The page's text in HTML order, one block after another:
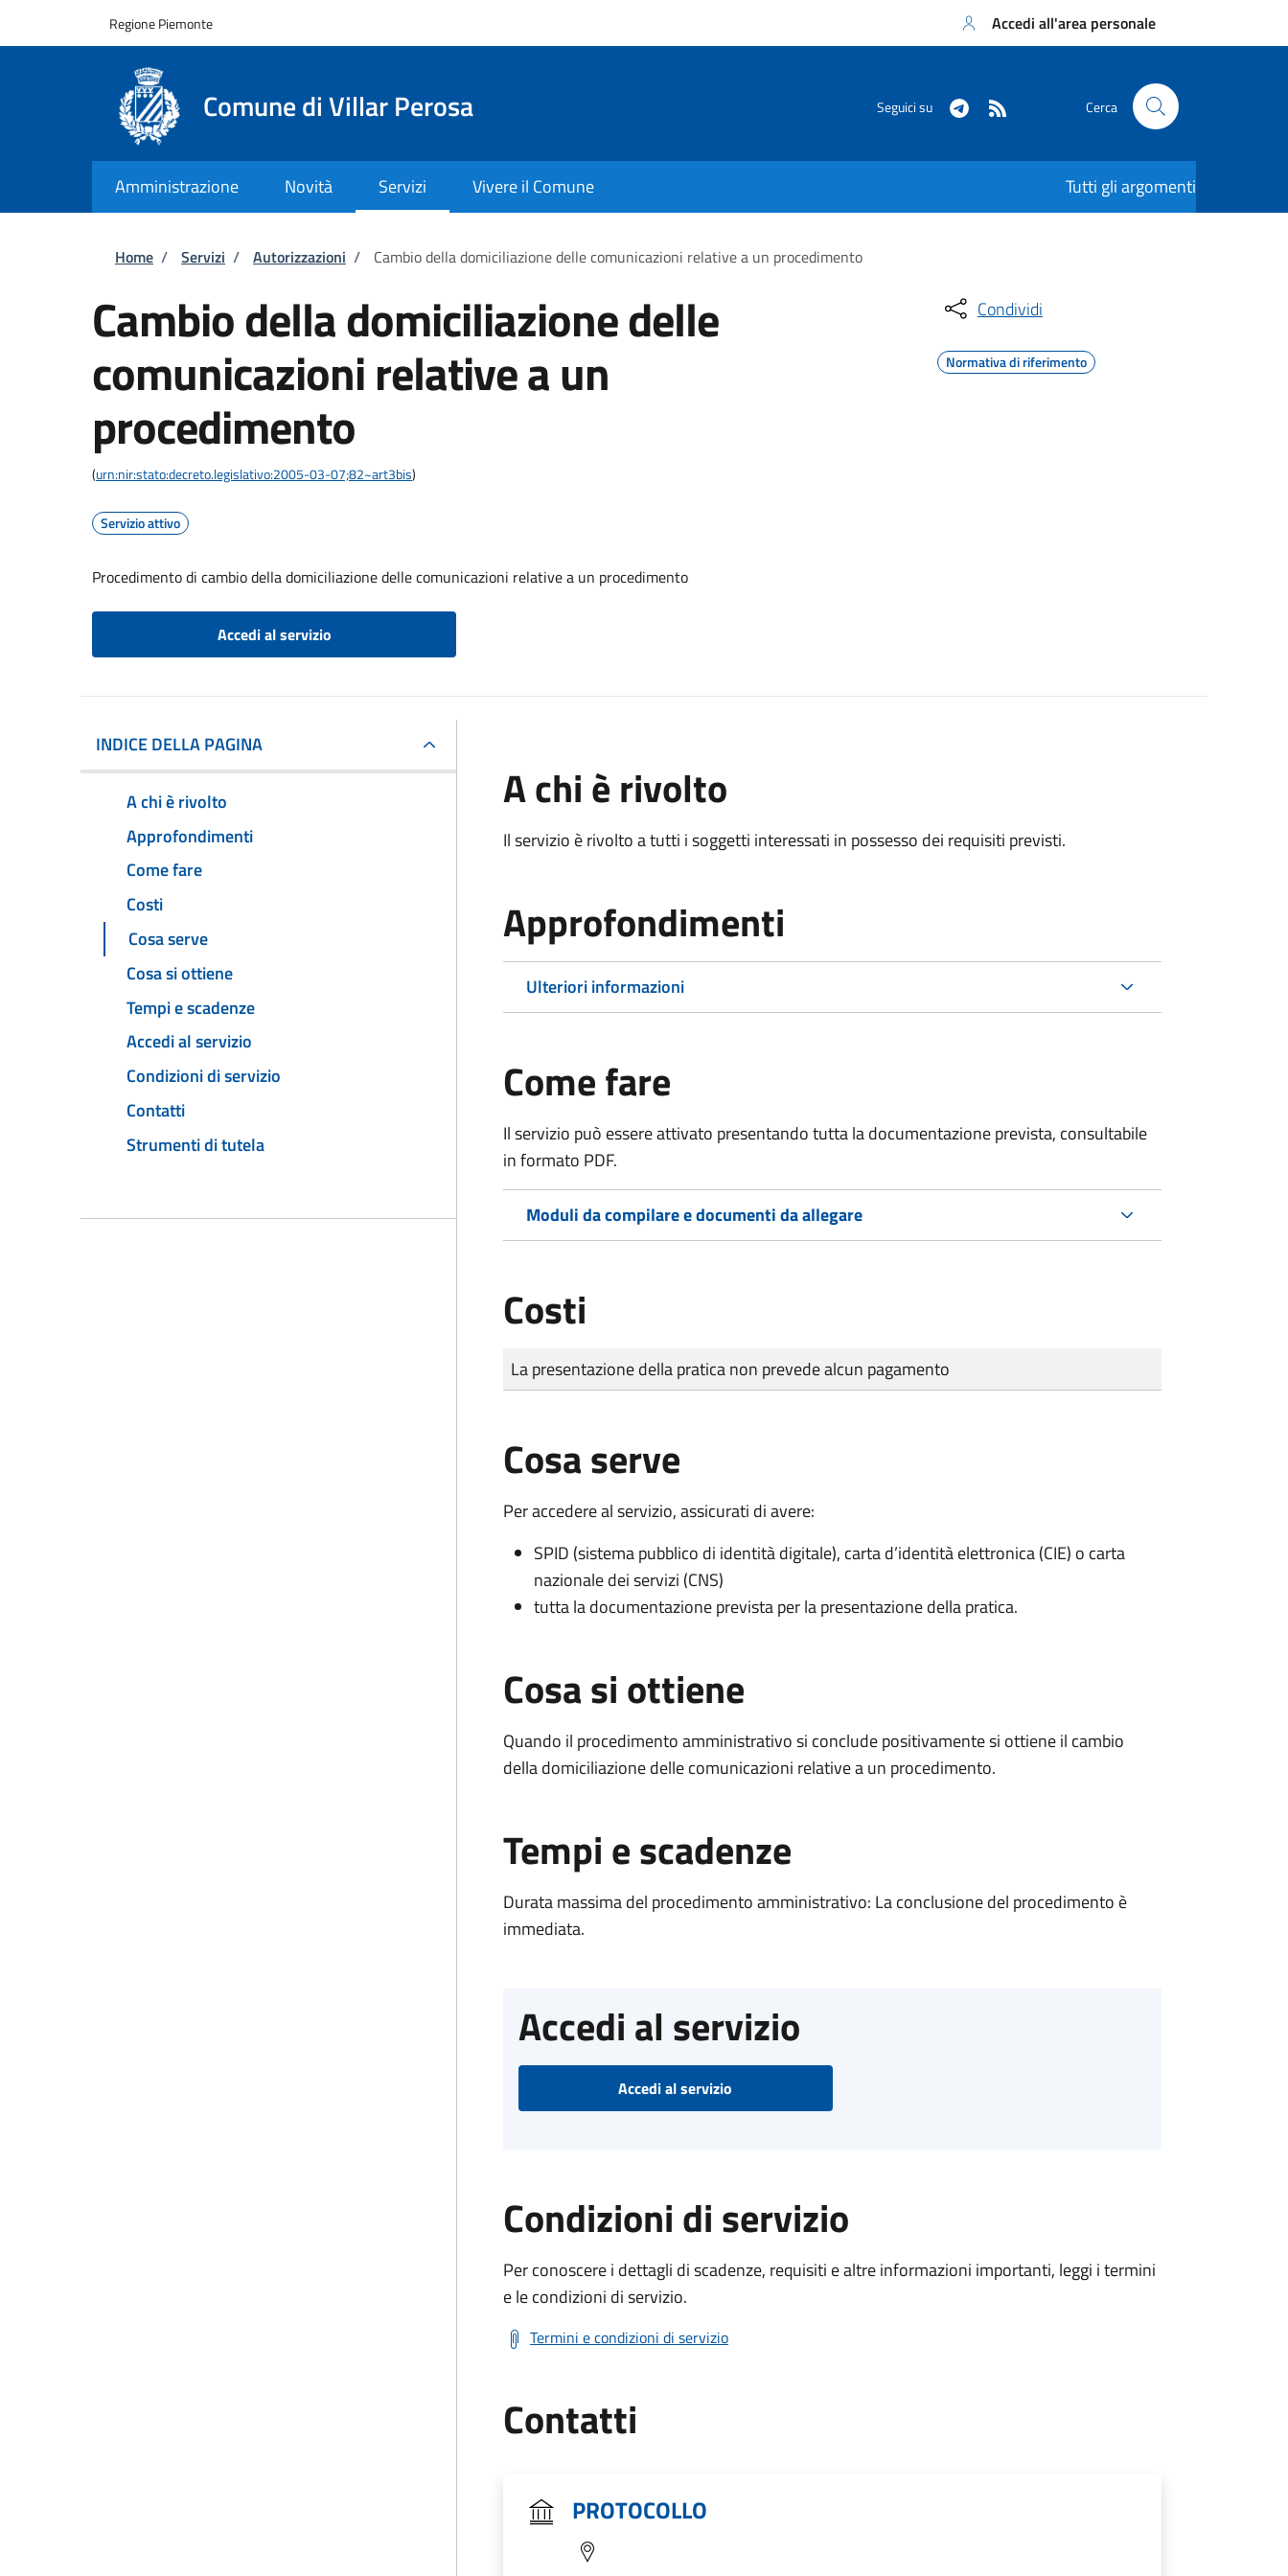
Regione Piemonte Accedi all'area personale
Comune di Villar Perosa Seguici su Cerca
Amministrazione Novità Servizi Vivere il Comune Tutti gli argomenti
Briciole di pane
Home / Servizi / Autorizzazioni / Cambio della domiciliazione delle comunicazioni relative a un procedimento
Cambio della domiciliazione delle
comunicazioni relative a un
procedimento
(urn:nir:stato:decreto.legislativo:2005-03-07;82~art3bis)
Servizio attivo
Procedimento di cambio della domiciliazione delle comunicazioni relative a un procedimento
Accedi al servizio
Condividi
Normativa di riferimento
INDICE DELLA PAGINA
A chi è rivolto
Approfondimenti
Come fare
Costi
Cosa serve
Cosa si ottiene
Tempi e scadenze
Accedi al servizio
Condizioni di servizio
Contatti
Strumenti di tutela
A chi è rivolto
Il servizio è rivolto a tutti i soggetti interessati in possesso dei requisiti previsti.
Approfondimenti
Ulteriori informazioni
Come fare
Il servizio può essere attivato presentando tutta la documentazione prevista, consultabile
in formato PDF.
Moduli da compilare e documenti da allegare
Costi
Tipo di pagamento
Importo
La presentazione della pratica non prevede alcun pagamento
Cosa serve
Per accedere al servizio, assicurati di avere:
SPID (sistema pubblico di identità digitale), carta d’identità elettronica (CIE) o carta
nazionale dei servizi (CNS)
tutta la documentazione prevista per la presentazione della pratica.
Cosa si ottiene
Quando il procedimento amministrativo si conclude positivamente si ottiene il cambio
della domiciliazione delle comunicazioni relative a un procedimento.
Tempi e scadenze
Durata massima del procedimento amministrativo: La conclusione del procedimento è
immediata.
Accedi al servizio
Accedi al servizio
Condizioni di servizio
Per conoscere i dettagli di scadenze, requisiti e altre informazioni importanti, leggi i termini
e le condizioni di servizio.
Termini e condizioni di servizio
Contatti
PROTOCOLLO